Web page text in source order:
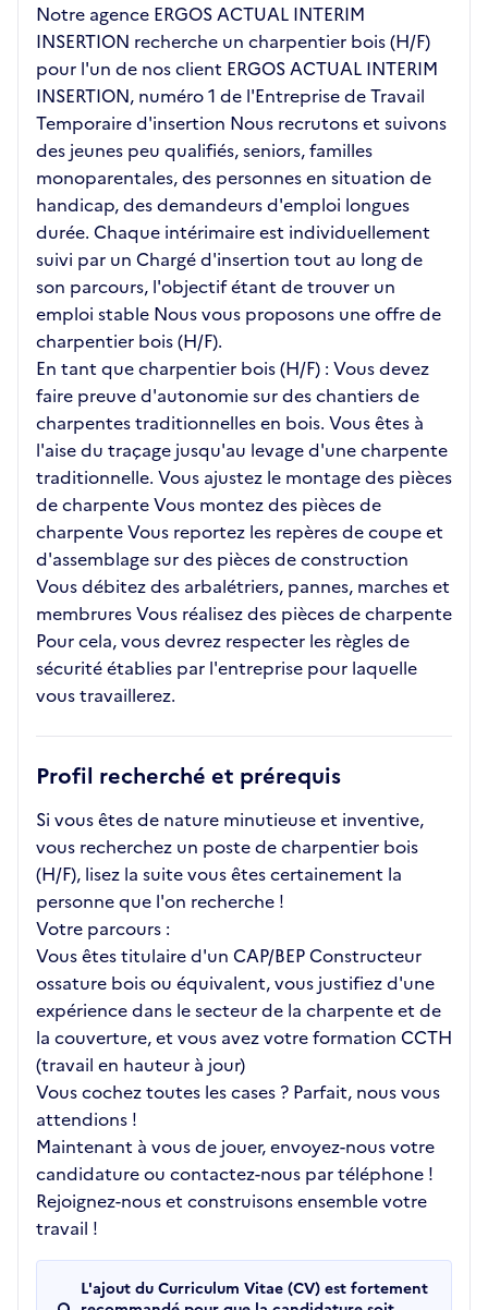
Notre agence ERGOS ACTUAL INTERIM
INSERTION recherche un charpentier bois (H/F)
pour l'un de nos client ERGOS ACTUAL INTERIM
INSERTION, numéro 1 de l'Entreprise de Travail
Temporaire d'insertion Nous recrutons et suivons
des jeunes peu qualifiés, seniors, familles
monoparentales, des personnes en situation de
handicap, des demandeurs d'emploi longues
durée. Chaque intérimaire est individuellement
suivi par un Chargé d'insertion tout au long de
son parcours, l'objectif étant de trouver un
emploi stable Nous vous proposons une offre de
charpentier bois (H/F).
En tant que charpentier bois (H/F) : Vous devez
faire preuve d'autonomie sur des chantiers de
charpentes traditionnelles en bois. Vous êtes à
l'aise du traçage jusqu'au levage d'une charpente
traditionnelle. Vous ajustez le montage des pièces
de charpente Vous montez des pièces de
charpente Vous reportez les repères de coupe et
d'assemblage sur des pièces de construction
Vous débitez des arbalétriers, pannes, marches et
membrures Vous réalisez des pièces de charpente
Pour cela, vous devrez respecter les règles de
sécurité établies par l'entreprise pour laquelle
vous travaillerez.
Profil recherché et prérequis
Si vous êtes de nature minutieuse et inventive,
vous recherchez un poste de charpentier bois
(H/F), lisez la suite vous êtes certainement la
personne que l'on recherche !
Votre parcours :
Vous êtes titulaire d'un CAP/BEP Constructeur
ossature bois ou équivalent, vous justifiez d'une
expérience dans le secteur de la charpente et de
la couverture, et vous avez votre formation CCTH
(travail en hauteur à jour)
Vous cochez toutes les cases ? Parfait, nous vous
attendions !
Maintenant à vous de jouer, envoyez-nous votre
candidature ou contactez-nous par téléphone !
Rejoignez-nous et construisons ensemble votre
travail !
L'ajout du Curriculum Vitae (CV) est fortement